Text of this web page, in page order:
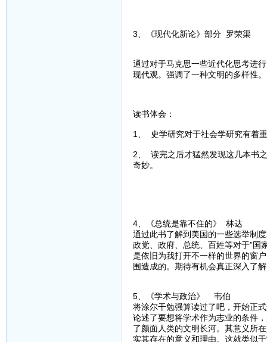
3、《现代化新论》部分 罗荣渠
通过对于马克思一些近代化思考进
现代观。强调了一种文明的多样性。
读书体会：
1、 史学研究对于社会学研究有着
2、 读完之后才猛然发现这几本书
奇妙。
4、《总统是靠不住的》 林达
通过此书了解到美国的一些选举制
政党、政府、总统、百姓等对于”国
是依旧为我打开不一样的世界的窗
围造成的。期待有机会真正深入了
5、《学术与政治》 韦伯
将涂尔干勉强算读过了吧，开始正
论述了要想将学术作为志业的条件
了颜面人类的文明长河。其意义所
实其存在的意义和理由。这就类似